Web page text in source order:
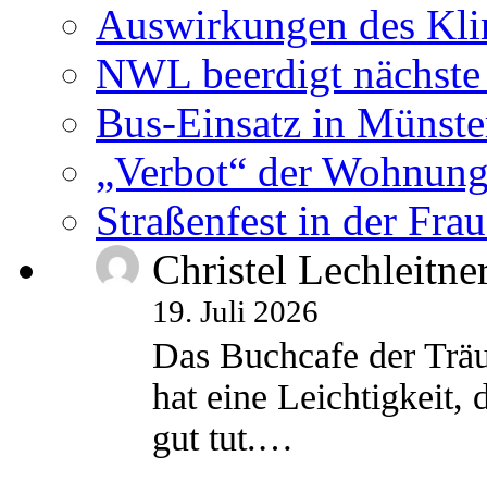
Auswirkungen des
NWL beerdigt
Bus-Einsatz in
„Verbot“ der
Straßenfest in der
Christel
19. Juli 2026
Das Buchcafe der
hat eine Leichtigkeit,
gut tut.…